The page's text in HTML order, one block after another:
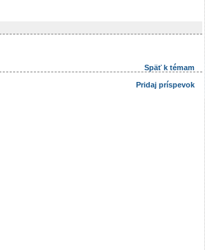
Späť k témam
Pridaj príspevok